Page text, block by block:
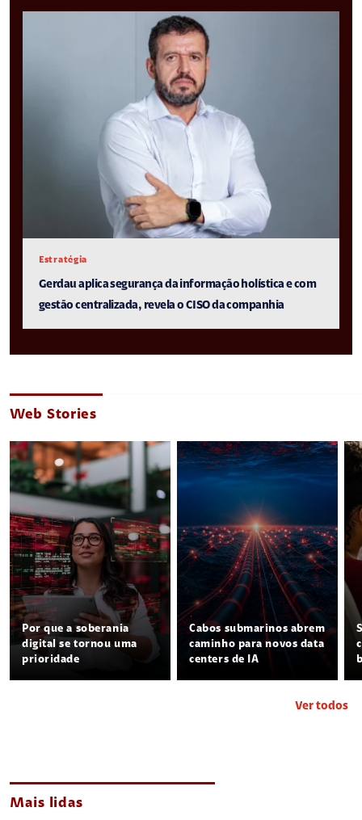
Estratégia
Gerdau aplica segurança da informação holística e com
gestão centralizada, revela o CISO da companhia
Web Stories
Por que a soberania
digital se tornou uma
prioridade
Cabos submarinos abrem
caminho para novos data
centers de IA
Ver todos
Mais lidas